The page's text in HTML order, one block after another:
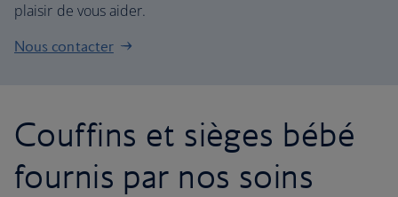
plaisir de vous aider.
Nous contacter
Couffins et sièges bébé
fournis par nos soins